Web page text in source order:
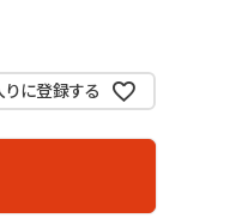
りに登録する